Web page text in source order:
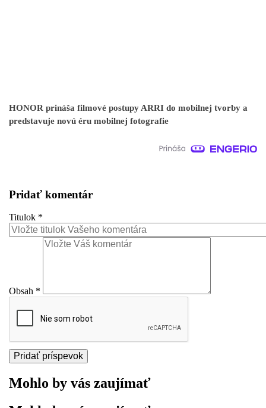
HONOR prináša filmové postupy ARRI do mobilnej tvorby a
predstavuje novú éru mobilnej fotografie
Pridať komentár
Titulok *
Obsah *
Mohlo by vás zaujímať